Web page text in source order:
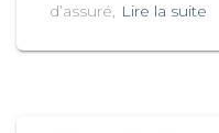
d’assuré, Lire la suite